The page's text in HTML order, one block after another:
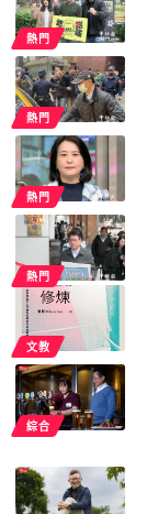
熱門
熱門
熱門
熱門
文教
綜合